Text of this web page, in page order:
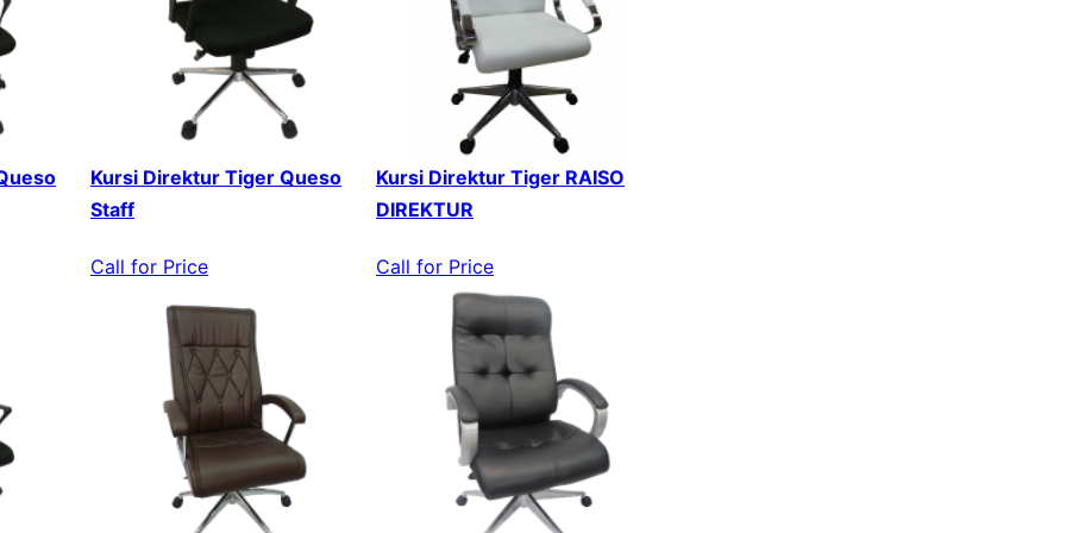
Kursi Direktur Tiger Queso
Staff
Call for Price
Kursi Direktur Tiger RAISO
DIREKTUR
Call for Price